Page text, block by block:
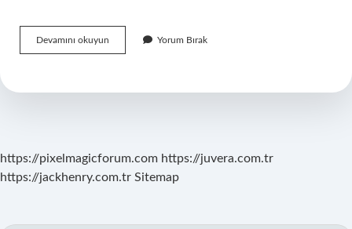
Devamını okuyun
Ne
Alındı
Yorum Bırak
https://pixelmagicforum.com https://juvera.com.tr
https://jackhenry.com.tr Sitemap